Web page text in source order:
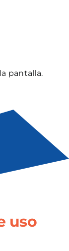
pantalla.
uso